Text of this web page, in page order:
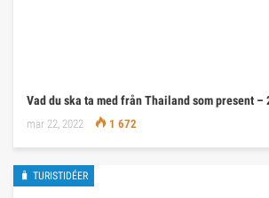
Vad du ska ta med från Thailand som present –
mar 22, 2022 1 672
🧳 TURISTIDÉER